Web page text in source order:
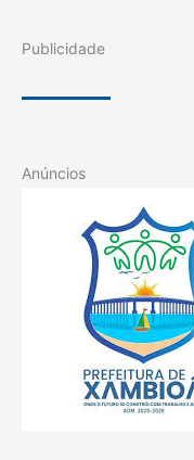
Publicidade
Anúncios